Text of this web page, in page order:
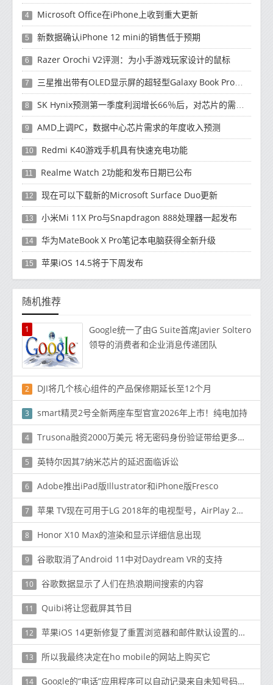
4 Microsoft Office在iPhone上收到重大更新
5 新数据确认iPhone 12 mini的销售低于预期
6 Razer Orochi V2评测：为小手游戏玩家设计的鼠标
7 三星推出带有OLED显示屏的超轻型Galaxy Book Pro和Galaxy Book Pro 360笔记本电脑
8 SK Hynix预测第一季度利润增长66％后，对芯片的需求将增强
9 AMD上调PC，数据中心芯片需求的年度收入预测
10 Redmi K40游戏手机具有快速充电功能
11 Realme Watch 2功能和发布日期已公布
12 现在可以下载新的Microsoft Surface Duo更新
13 小米Mi 11X Pro与Snapdragon 888处理器一起发布
14 华为MateBook X Pro笔记本电脑获得全新升级
15 苹果iOS 14.5将于下周发布
随机推荐
1
Google统一了由G Suite首席Javier Soltero
领导的消费者和企业消息传递团队
2 DJI将几个核心组件的产品保修期延长至12个月
3 smart精灵2号全新两座车型官宣2026年上市！纯电加持
4 Trusona融资2000万美元 将无密码身份验证带给更多企业
5 英特尔因其7纳米芯片的延迟面临诉讼
6 Adobe推出iPad版Illustrator和iPhone版Fresco
7 苹果 TV现在可用于LG 2018年的电视型号，AirPlay 2和HomeKit稍后推出
8 Honor X10 Max的渲染和显示详细信息出现
9 谷歌取消了Android 11中对Daydream VR的支持
10 谷歌数据显示了人们在热浪期间搜索的内容
11 Quibi将让您截屏其节目
12 苹果iOS 14更新修复了重置浏览器和邮件默认设置的错误
13 所以我最终决定在ho mobile的网站上购买它
14 Google的“电话”应用程序可以自动记录来自未知号码的电话